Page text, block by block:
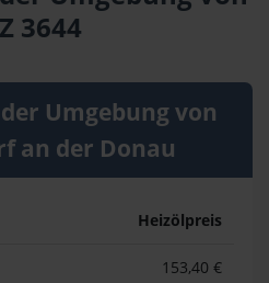
3644
Umgebung von
an der Donau
Heizölpreis
153,40 €